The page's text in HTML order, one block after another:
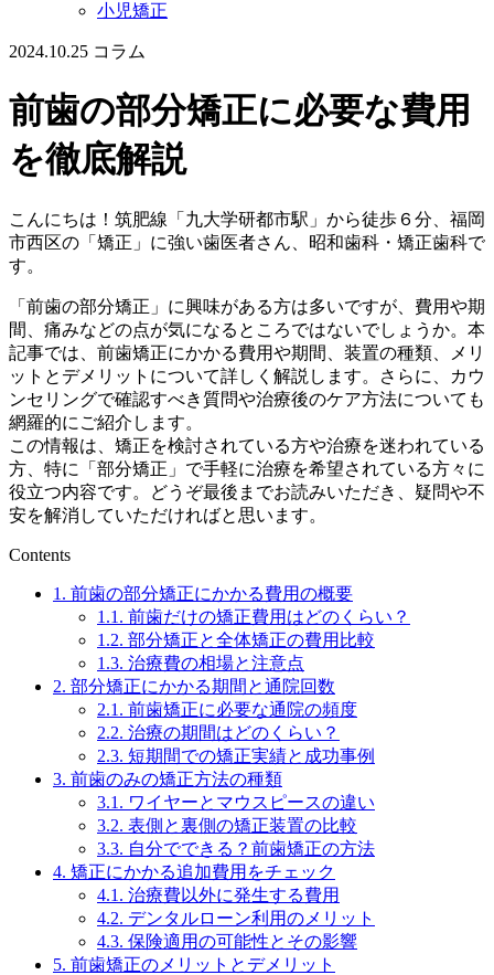
小児矯正
2024.10.25 コラム
前歯の部分矯正に必要な費用
を徹底解説
こんにちは！筑肥線「九大学研都市駅」から徒歩６分、福岡
市西区の「矯正」に強い歯医者さん、昭和歯科・矯正歯科で
す。
「前歯の部分矯正」に興味がある方は多いですが、費用や期
間、痛みなどの点が気になるところではないでしょうか。本
記事では、前歯矯正にかかる費用や期間、装置の種類、メリ
ットとデメリットについて詳しく解説します。さらに、カウ
ンセリングで確認すべき質問や治療後のケア方法についても
網羅的にご紹介します。
この情報は、矯正を検討されている方や治療を迷われている
方、特に「部分矯正」で手軽に治療を希望されている方々に
役立つ内容です。どうぞ最後までお読みいただき、疑問や不
安を解消していただければと思います。
Contents
1. 前歯の部分矯正にかかる費用の概要
1.1. 前歯だけの矯正費用はどのくらい？
1.2. 部分矯正と全体矯正の費用比較
1.3. 治療費の相場と注意点
2. 部分矯正にかかる期間と通院回数
2.1. 前歯矯正に必要な通院の頻度
2.2. 治療の期間はどのくらい？
2.3. 短期間での矯正実績と成功事例
3. 前歯のみの矯正方法の種類
3.1. ワイヤーとマウスピースの違い
3.2. 表側と裏側の矯正装置の比較
3.3. 自分でできる？前歯矯正の方法
4. 矯正にかかる追加費用をチェック
4.1. 治療費以外に発生する費用
4.2. デンタルローン利用のメリット
4.3. 保険適用の可能性とその影響
5. 前歯矯正のメリットとデメリット